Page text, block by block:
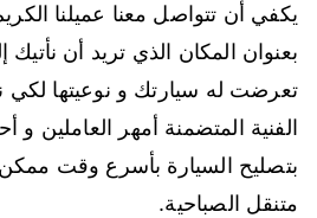
يكفي أن تتواصل معنا عميلنا
بعنوان المكان الذي تريد أن
تعرضت له سيارتك و نوعيتها لكي
الفنية المتضمنة أمهر العاملين و
بتصليح السيارة بأسرع وقت
متنقل الصباحية.